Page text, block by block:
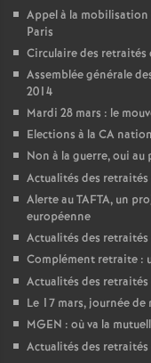
Appel à la
Paris
Circulaire des retraités
Assemblée générale
2014
Mardi 28 mars : le
Elections à la CA
Non à la guerre, oui au
Actualités des retraités
Alerte auTAFTA, un
européenne
Actualités des retraités
Complément retraite :
Actualités des retraités
Le 17 mars, journée
MGEN : où va la
Actualités des retraités